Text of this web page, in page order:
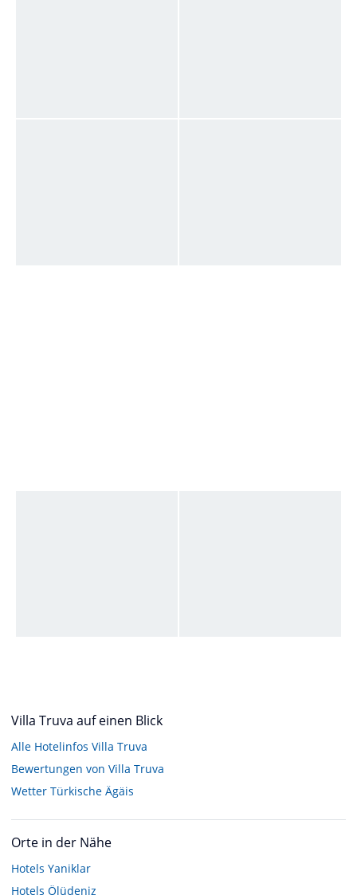
Villa Truva auf einen Blick
Alle Hotelinfos Villa Truva
Bewertungen von Villa Truva
Wetter Türkische Ägäis
Orte in der Nähe
Hotels Yaniklar
Hotels Ölüdeniz